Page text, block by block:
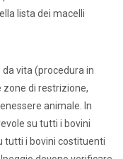
lista dei macelli
da vita (procedura in
di restrizione,
animale. In
su tutti i bovini
tutti i bovini costituenti